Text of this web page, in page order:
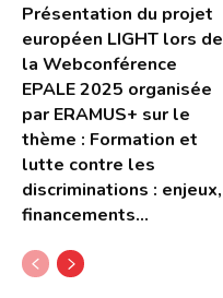
Présentation du projet
européen LIGHT lors de
la Webconférence
EPALE 2025 organisée
par ERAMUS+ sur le
thème : Formation et
lutte contre les
discriminations : enjeux,
financements...